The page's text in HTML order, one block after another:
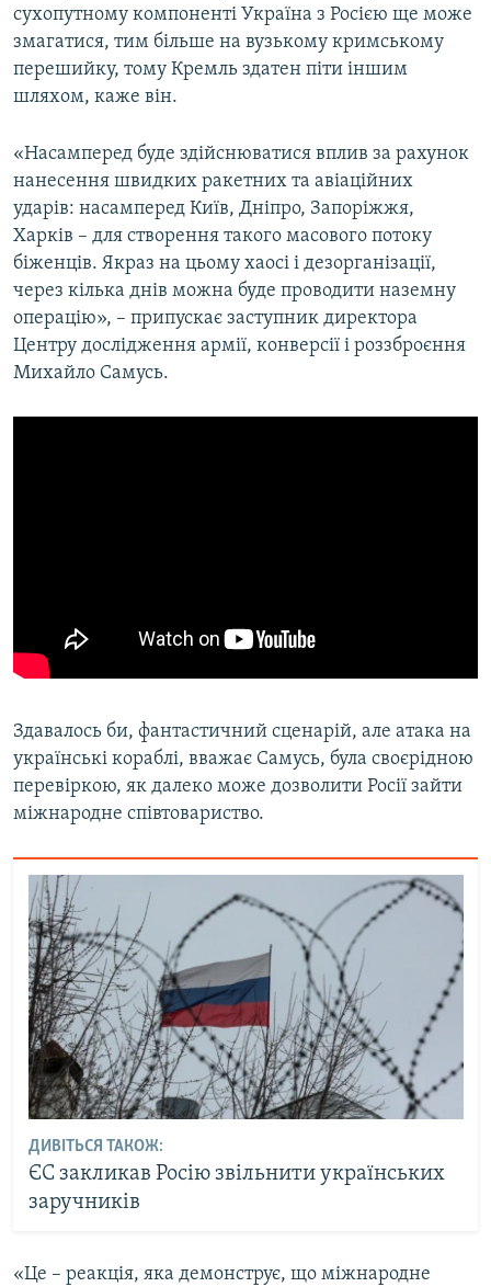
сухопутному компоненті Україна з Росією ще може
змагатися, тим більше на вузькому кримському
перешийку, тому Кремль здатен піти іншим
шляхом, каже він.
«Насамперед буде здійснюватися вплив за рахунок
нанесення швидких ракетних та авіаційних
ударів: насамперед Київ, Дніпро, Запоріжжя,
Харків – для створення такого масового потоку
біженців. Якраз на цьому хаосі і дезорганізації,
через кілька днів можна буде проводити наземну
операцію», – припускає заступник директора
Центру дослідження армії, конверсії і роззброєння
Михайло Самусь.
Здавалось би, фантастичний сценарій, але атака на
українські кораблі, вважає Самусь, була своєрідною
перевіркою, як далеко може дозволити Росії зайти
міжнародне співтовариство.
ДИВІТЬСЯ ТАКОЖ:
ЄС закликав Росію звільнити українських
заручників
«Це – реакція, яка демонструє, що міжнародне